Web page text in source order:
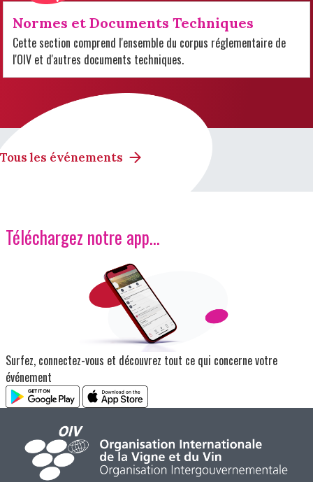
Normes et Documents Techniques
Cette section comprend l'ensemble du corpus réglementaire de
l'OIV et d'autres documents techniques.
Tous les événements
Téléchargez notre app…
Surfez, connectez-vous et découvrez tout ce qui concerne votre
événement